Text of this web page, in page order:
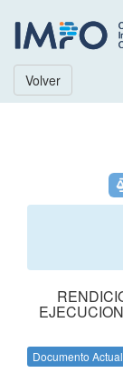
Volver
Documento